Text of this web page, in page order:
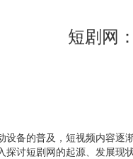
短剧网
备的普及，短视频内容逐
讨短剧网的起源、发展现